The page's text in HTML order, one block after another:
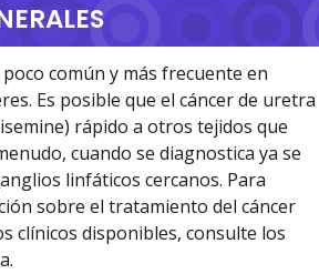
común y más frecuente en
Es posible que el cáncer de uretra
rápido a otros tejidos que
cuando se diagnostica ya se
linfáticos cercanos. Para
sobre el tratamiento del cáncer
clínicos disponibles, consulte los